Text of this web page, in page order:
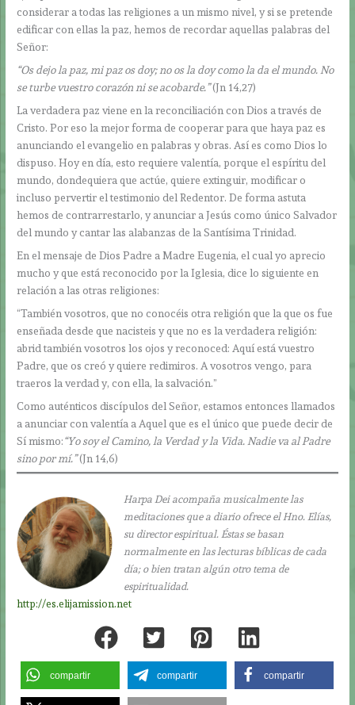
considerar a todas las religiones a un mismo nivel, y si se pretende
edificar con ellas la paz, hemos de recordar aquellas palabras del
Señor:
“Os dejo la paz, mi paz os doy; no os la doy como la da el mundo. No
se turbe vuestro corazón ni se acobarde.”(Jn 14,27)
La verdadera paz viene en la reconciliación con Dios a través de
Cristo. Por eso la mejor forma de cooperar para que haya paz es
anunciando el evangelio en palabras y obras. Así es como Dios lo
dispuso. Hoy en día, esto requiere valentía, porque el espíritu del
mundo, dondequiera que actúe, quiere extinguir, modificar o
incluso pervertir el testimonio del Redentor. De forma astuta
hemos de contrarrestarlo, y anunciar a Jesús como único Salvador
del mundo y cantar las alabanzas de la Santísima Trinidad.
En el mensaje de Dios Padre a Madre Eugenia, el cual yo aprecio
mucho y que está reconocido por la Iglesia, dice lo siguiente en
relación a las otras religiones:
“También vosotros, que no conocéis otra religión que la que os fue
enseñada desde que nacisteis y que no es la verdadera religión:
abrid también vosotros los ojos y reconoced: Aquí está vuestro
Padre, que os creó y quiere redimiros. A vosotros vengo, para
traeros la verdad y, con ella, la salvación.”
Como auténticos discípulos del Señor, estamos entonces llamados
a anunciar con valentía a Aquel que es el único que puede decir de
Sí mismo:“Yo soy el Camino, la Verdad y la Vida. Nadie va al Padre
sino por mí.”(Jn 14,6)
Harpa Dei acompaña musicalmente las
meditaciones que a diario ofrece el Hno. Elías,
su director espiritual. Éstas se basan
normalmente en las lecturas bíblicas de cada
día; o bien tratan algún otro tema de
espiritualidad.
http://es.elijamission.net
compartir compartir compartir